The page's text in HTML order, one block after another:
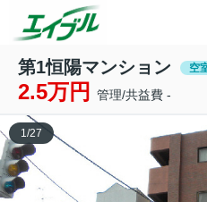
第1恒陽マンション 空
2.5万円 管理/共益費 -
1/27